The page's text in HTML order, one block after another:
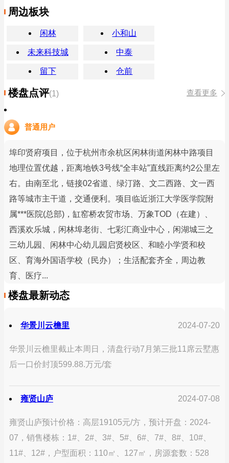
周边板块
闲林 小和山
未来科技城 中泰
留下 仓前
楼盘点评(1) 查看更多
普通用户
埠印贤府项目，位于杭州市余杭区闲林街道闲林中路项目
地理位置优越，距离地铁3号线“全丰站”直线距离约2公里左
右。由南至北，链接02省道、绿汀路、文二西路、文一西
路等城市主干道，交通便利。项目临近浙江大学医学院附
属***医院(总部)，缸窑桥农贸市场、万象TOD（在建）、
西溪欢乐城，闲林埠老街、七彩汇商业中心，闲湖城三之
三幼儿园、闲林中心幼儿园启贤校区、和睦小学贤和校
区、育海外国语学校（民办）；生活配套齐全，周边教
育、医疗...
楼盘最新动态
华景川云檐里 2024-07-20
华景川云檐里截止本周日，清盘行动7月第三批11席云墅惠
后一口价封顶599.88.万元/套
雍贤山庐 2024-07-08
雍贤山庐预计价格：高层19105元/方，预计开盘：2024-
07，销售楼栋：1#、2#、3#、5#、6#、7#、8#、10#、
11#、12#，户型面积：110㎡、127㎡，房源套数：528